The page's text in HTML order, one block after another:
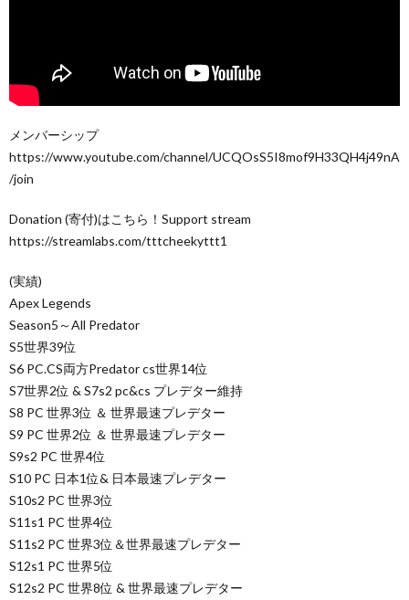
メンバーシップ
https://www.youtube.com/channel/UCQOsS5I8mof9H33QH4j49nA
/join
Donation (寄付)はこちら！Support stream
https://streamlabs.com/tttcheekyttt1
(実績)
Apex Legends
Season5～All Predator
S5世界39位
S6 PC.CS両方Predator cs世界14位
S7世界2位 & S7s2 pc&cs プレデター維持
S8 PC 世界3位 ＆ 世界最速プレデター
S9 PC 世界2位 ＆ 世界最速プレデター
S9s2 PC 世界4位
S10 PC 日本1位& 日本最速プレデター
S10s2 PC 世界3位
S11s1 PC 世界4位
S11s2 PC 世界3位＆世界最速プレデター
S12s1 PC 世界5位
S12s2 PC 世界8位 & 世界最速プレデター